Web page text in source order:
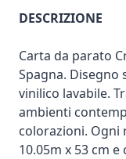
DESCRIZIONE
Carta da parato
Spagna.
vinilico lavabile.
ambienti
colorazioni. Ogni
10.05m x 53 cm